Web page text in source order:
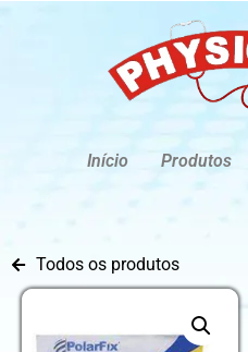
Início Produtos
Todos os produtos